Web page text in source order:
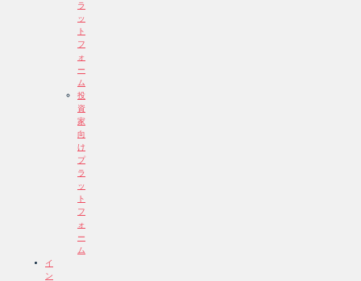
ラ
ッ
ト
フ
ォ
ー
ム
投
資
家
向
け
プ
ラ
ッ
ト
フ
ォ
ー
ム
イ
ン